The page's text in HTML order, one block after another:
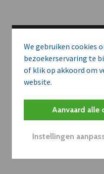
We gebruiken cookies
bezoekerservaring te
of klik op akkoord om
website.
Aanvaard alle
Instellingen